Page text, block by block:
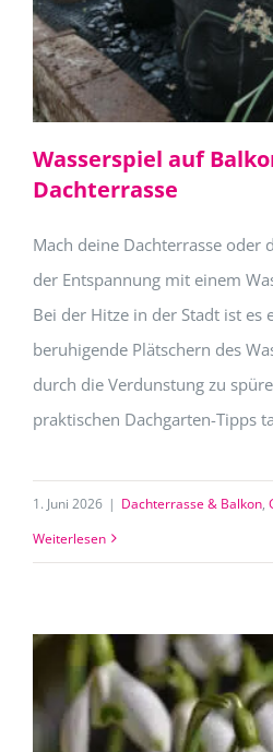
Wasserspiel auf
Dachterrasse
Mach deine Dachterrasse oder
der Entspannung mit einem
Bei der Hitze in der Stadt ist es
beruhigende Plätschern des
durch die Verdunstung zu
praktischen Dachgarten-Tipps
1. Juni 2026 | Dachterrasse & Balkon,
Weiterlesen